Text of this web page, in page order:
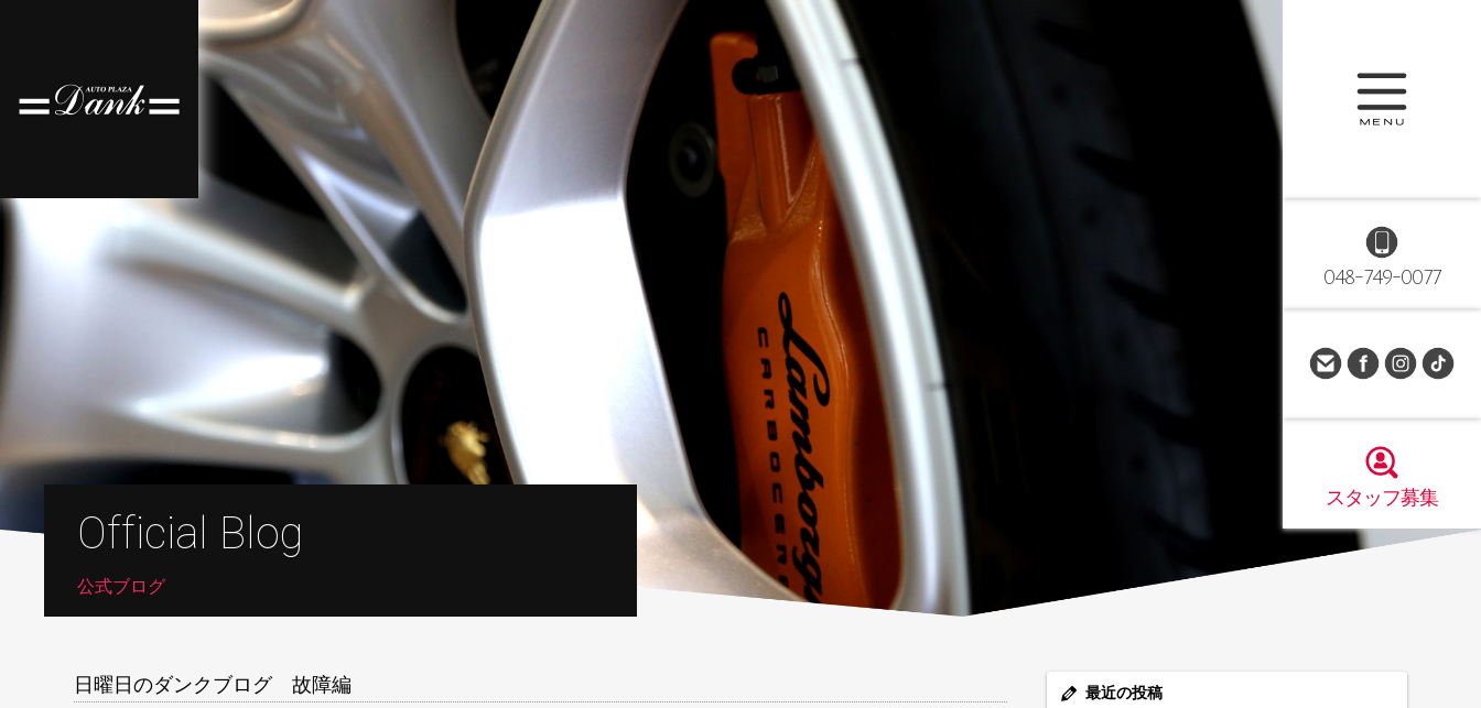
048-749-0077
スタッフ募集
Official Blog
公式ブログ
日曜日のダンクブログ 故障編 最近の投稿